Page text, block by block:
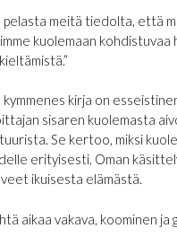
pelasta meitä tiedolta, että
kuolemaan kohdistuvaa
kymmenes kirja on
sisaren kuolemasta
Se kertoo, miksi
erityisesti. Oman
ikuisesta elämästä.
aikaa vakava, koominen